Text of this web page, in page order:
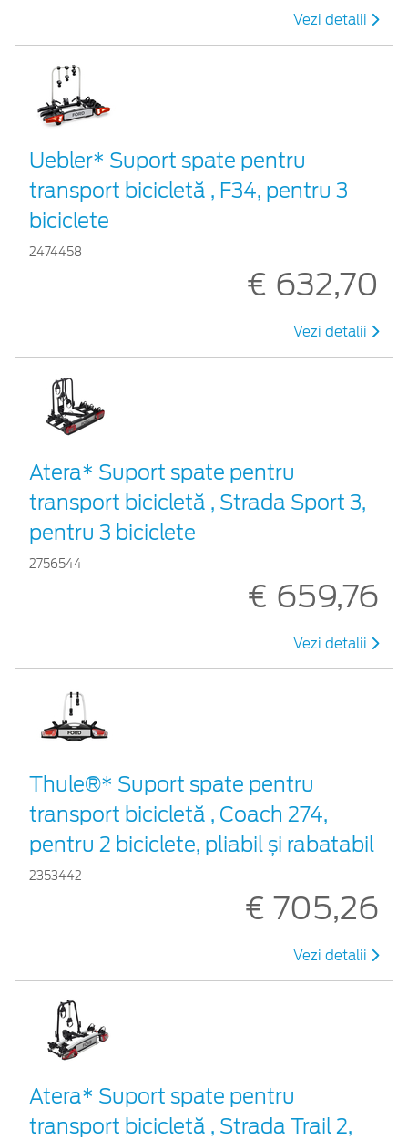
Vezi detalii
Uebler* Suport spate pentru
transport bicicletă , F34, pentru 3
biciclete
2474458
€ 632,70
Vezi detalii
Atera* Suport spate pentru
transport bicicletă , Strada Sport 3,
pentru 3 biciclete
2756544
€ 659,76
Vezi detalii
Thule®* Suport spate pentru
transport bicicletă , Coach 274,
pentru 2 biciclete, pliabil și rabatabil
2353442
€ 705,26
Vezi detalii
Atera* Suport spate pentru
transport bicicletă , Strada Trail 2,